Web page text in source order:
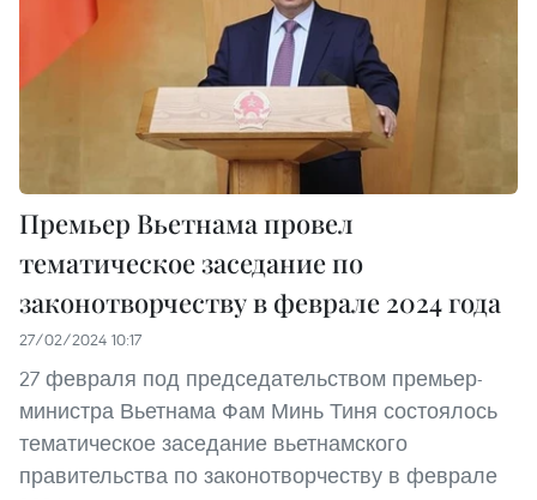
Премьер Вьетнама провел
тематическое заседание по
законотворчеству в феврале 2024 года
27/02/2024 10:17
27 февраля под председательством премьер-
министра Вьетнама Фам Минь Тиня состоялось
тематическое заседание вьетнамского
правительства по законотворчеству в феврале